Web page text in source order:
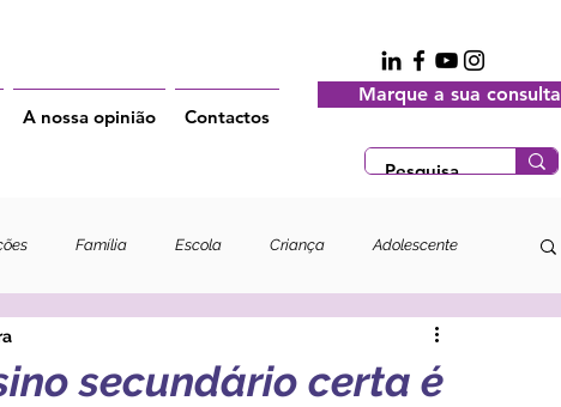
A nossa opinião Contactos
Marque a sua consulta
Família Escola Criança Adolescente
secundário certa é